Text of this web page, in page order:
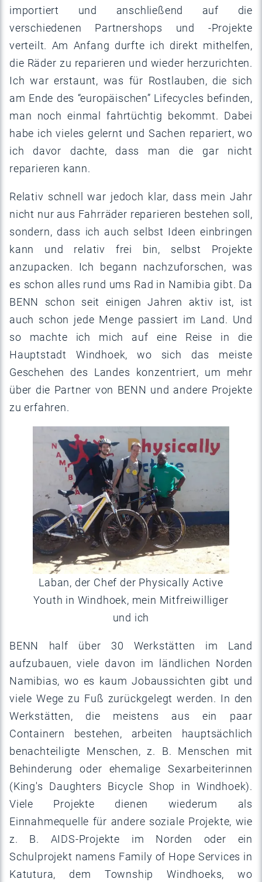
importiert und anschließend auf die
verschiedenen Partnershops und -Projekte
verteilt. Am Anfang durfte ich direkt mithelfen,
die Räder zu reparieren und wieder herzurichten.
Ich war erstaunt, was für Rostlauben, die sich
am Ende des “europäischen” Lifecycles befinden,
man noch einmal fahrtüchtig bekommt. Dabei
habe ich vieles gelernt und Sachen repariert, wo
ich davor dachte, dass man die gar nicht
reparieren kann.
Relativ schnell war jedoch klar, dass mein Jahr
nicht nur aus Fahrräder reparieren bestehen soll,
sondern, dass ich auch selbst Ideen einbringen
kann und relativ frei bin, selbst Projekte
anzupacken. Ich begann nachzuforschen, was
es schon alles rund ums Rad in Namibia gibt. Da
BENN schon seit einigen Jahren aktiv ist, ist
auch schon jede Menge passiert im Land. Und
so machte ich mich auf eine Reise in die
Hauptstadt Windhoek, wo sich das meiste
Geschehen des Landes konzentriert, um mehr
über die Partner von BENN und andere Projekte
zu erfahren.
Laban, der Chef der Physically Active
Youth in Windhoek, mein Mitfreiwilliger
und ich
BENN half über 30 Werkstätten im Land
aufzubauen, viele davon im ländlichen Norden
Namibias, wo es kaum Jobaussichten gibt und
viele Wege zu Fuß zurückgelegt werden. In den
Werkstätten, die meistens aus ein paar
Containern bestehen, arbeiten hauptsächlich
benachteiligte Menschen, z. B. Menschen mit
Behinderung oder ehemalige Sexarbeiterinnen
(King's Daughters Bicycle Shop in Windhoek).
Viele Projekte dienen wiederum als
Einnahmequelle für andere soziale Projekte, wie
z. B. AIDS-Projekte im Norden oder ein
Schulprojekt namens Family of Hope Services in
Katutura, dem Township Windhoeks, wo